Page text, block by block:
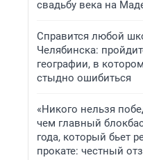
свадьбу века на
Справится любой
Челябинска:
географии, в
стыдно ошибиться
«Никого нельзя
чем главный
года, который бьет
прокате: честный